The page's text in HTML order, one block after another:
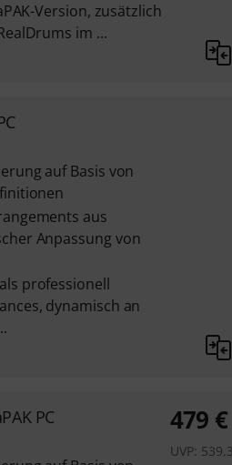
Version, zusätzlich
im ...
auf Basis von
aus
Anpassung von
professionell
dynamisch an
PC 479 €
UVP: